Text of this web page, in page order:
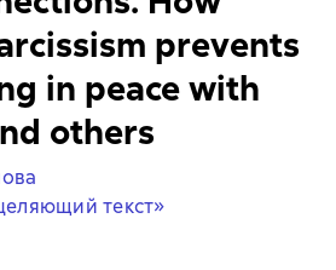
prevents
in peace with
others
текст»